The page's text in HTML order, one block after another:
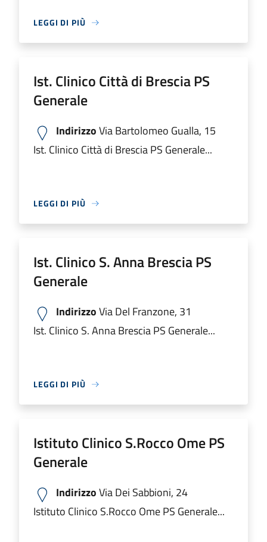
LEGGI DI PIÙ
Ist. Clinico Città di Brescia PS
Generale
IndirizzoVia Bartolomeo Gualla, 15
Ist. Clinico Città di Brescia PS Generale...
LEGGI DI PIÙ
Ist. Clinico S. Anna Brescia PS
Generale
IndirizzoVia Del Franzone, 31
Ist. Clinico S. Anna Brescia PS Generale...
LEGGI DI PIÙ
Istituto Clinico S.Rocco Ome PS
Generale
IndirizzoVia Dei Sabbioni, 24
Istituto Clinico S.Rocco Ome PS Generale...